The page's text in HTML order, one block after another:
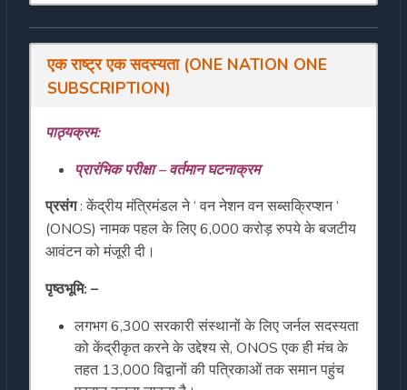
एक राष्ट्र एक सदस्यता (ONE NATION ONE
SUBSCRIPTION)
पाठ्यक्रम:
प्रारंभिक परीक्षा – वर्तमान घटनाक्रम
प्रसंग: केंद्रीय मंत्रिमंडल ने ‘ वन नेशन वन सब्सक्रिप्शन ‘
(ONOS) नामक पहल के लिए 6,000 करोड़ रुपये के बजटीय
आवंटन को मंजूरी दी।
पृष्ठभूमि: –
लगभग 6,300 सरकारी संस्थानों के लिए जर्नल सदस्यता
को केंद्रीकृत करने के उद्देश्य से, ONOS एक ही मंच के
तहत 13,000 विद्वानों की पत्रिकाओं तक समान पहुंच